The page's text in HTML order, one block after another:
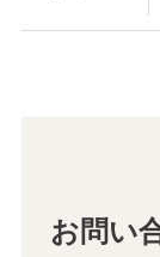
お問い